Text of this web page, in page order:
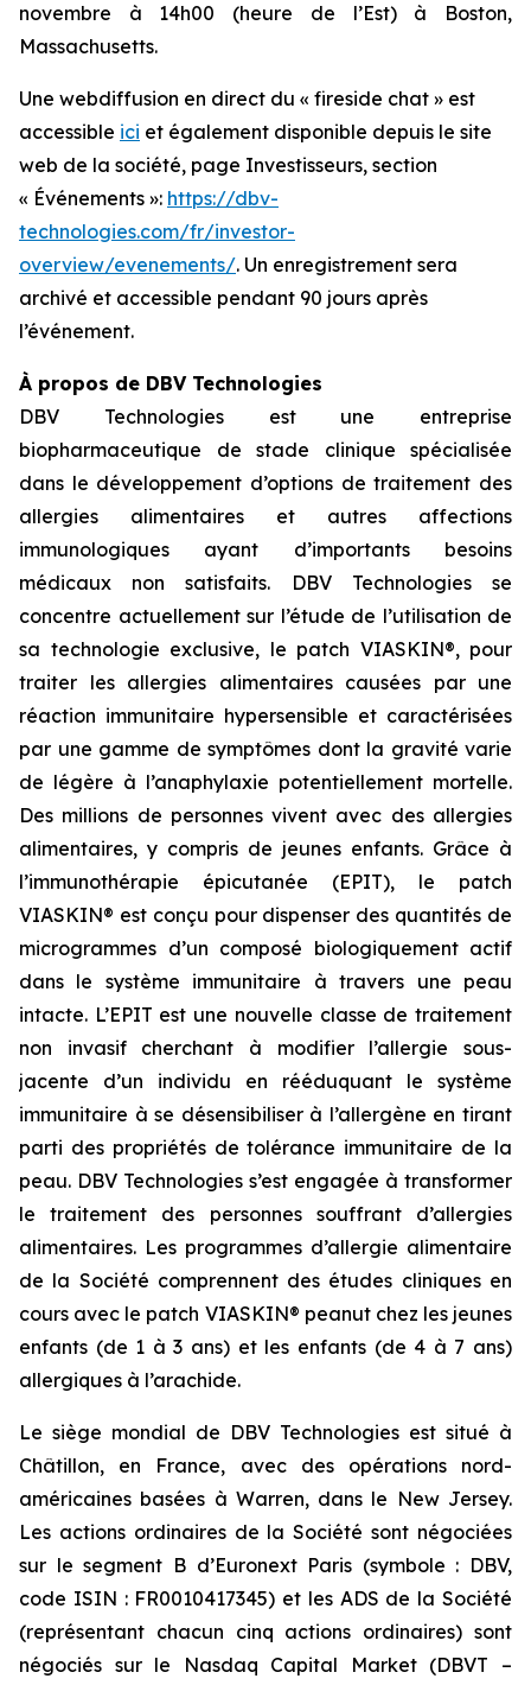
novembre à 14h00 (heure de l’Est) à Boston,
Massachusetts.
Une webdiffusion en direct du « fireside chat » est
accessible ici et également disponible depuis le site
web de la société, page Investisseurs, section
« Événements »: https://dbv-
technologies.com/fr/investor-
overview/evenements/. Un enregistrement sera
archivé et accessible pendant 90 jours après
l’événement.
À propos de DBV Technologies
DBV Technologies est une entreprise
biopharmaceutique de stade clinique spécialisée
dans le développement d’options de traitement des
allergies alimentaires et autres affections
immunologiques ayant d’importants besoins
médicaux non satisfaits. DBV Technologies se
concentre actuellement sur l’étude de l’utilisation de
sa technologie exclusive, le patch VIASKIN®, pour
traiter les allergies alimentaires causées par une
réaction immunitaire hypersensible et caractérisées
par une gamme de symptômes dont la gravité varie
de légère à l’anaphylaxie potentiellement mortelle.
Des millions de personnes vivent avec des allergies
alimentaires, y compris de jeunes enfants. Grâce à
l’immunothérapie épicutanée (EPIT), le patch
VIASKIN® est conçu pour dispenser des quantités de
microgrammes d’un composé biologiquement actif
dans le système immunitaire à travers une peau
intacte. L’EPIT est une nouvelle classe de traitement
non invasif cherchant à modifier l’allergie sous-
jacente d’un individu en rééduquant le système
immunitaire à se désensibiliser à l’allergène en tirant
parti des propriétés de tolérance immunitaire de la
peau. DBV Technologies s’est engagée à transformer
le traitement des personnes souffrant d’allergies
alimentaires. Les programmes d’allergie alimentaire
de la Société comprennent des études cliniques en
cours avec le patch VIASKIN® peanut chez les jeunes
enfants (de 1 à 3 ans) et les enfants (de 4 à 7 ans)
allergiques à l’arachide.
Le siège mondial de DBV Technologies est situé à
Châtillon, en France, avec des opérations nord-
américaines basées à Warren, dans le New Jersey.
Les actions ordinaires de la Société sont négociées
sur le segment B d’Euronext Paris (symbole : DBV,
code ISIN : FR0010417345) et les ADS de la Société
(représentant chacun cinq actions ordinaires) sont
négociés sur le Nasdaq Capital Market (DBVT –